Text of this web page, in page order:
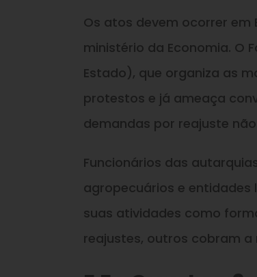
Os atos devem ocorrer em
ministério da Economia. O
Estado), que organiza as
protestos e já ameaça
demandas por reajuste
Funcionários das
agropecuários e entidades
suas atividades como
reajustes, outros cobram